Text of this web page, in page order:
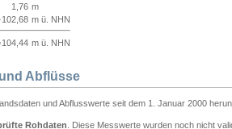
1,76 m
102,68 m ü. NHN
104,44 m ü. NHN
Abflüsse
und Abflusswerte seit dem 1. Januar 2000
Rohdaten . Diese Messwerte wurden noch nicht